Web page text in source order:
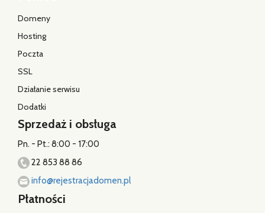
Domeny
Hosting
Poczta
SSL
Działanie serwisu
Dodatki
Sprzedaż i obsługa
Pn. - Pt.: 8:00 - 17:00
22 853 88 86
info@rejestracjadomen.pl
Płatności